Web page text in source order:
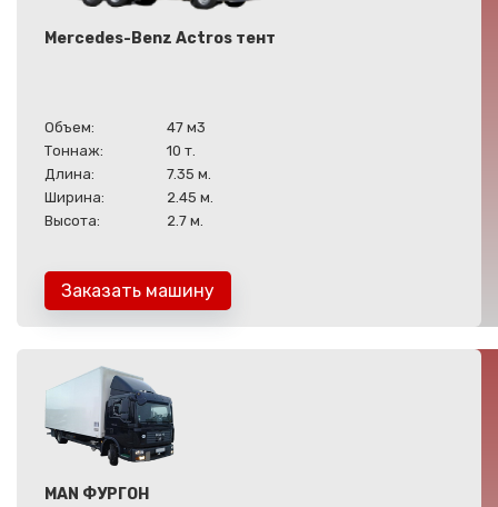
Mercedes-Benz Actros тент
Объем:
47 м3
Тоннаж:
10 т.
Длина:
7.35 м.
Ширина:
2.45 м.
Высота:
2.7 м.
Заказать машину
MAN ФУРГОН